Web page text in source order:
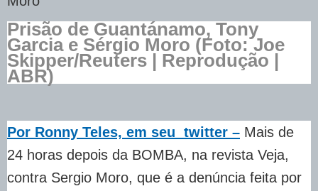
Prisão de Guantánamo, Tony
Garcia e Sérgio Moro (Foto: Joe
Skipper/Reuters | Reprodução |
ABR)
Por Ronny Teles, em seu twitter – Mais de
24 horas depois da BOMBA, na revista Veja,
contra Sergio Moro, que é a denúncia feita por